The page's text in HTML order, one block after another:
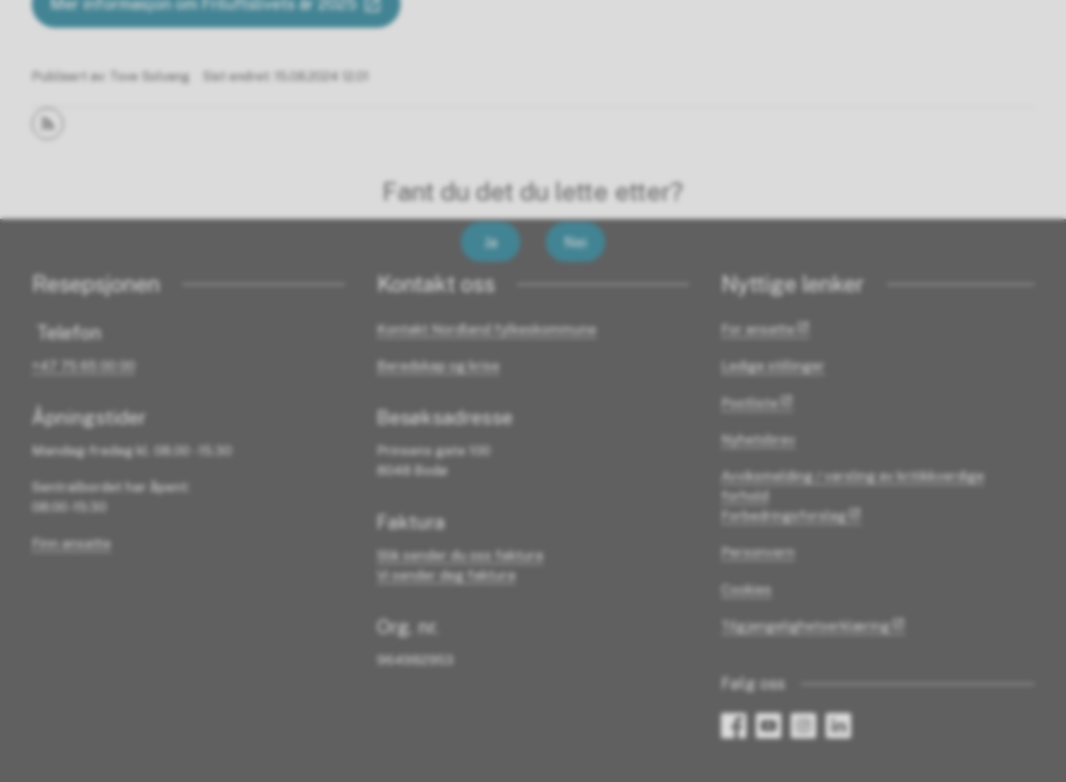
Mer informasjon om Friluftslivets år 2025
Publisert av Tove Solvang Sist endret 15.08.2024 12.01
Fant du det du lette etter?
Ja Nei
Resepsjonen
Telefon
+47 75 65 00 00
Åpningstider
Mandag-fredag kl. 08.00 - 15.30
Sentralbordet har åpent:
08:00 -15:30
Finn ansatte
Kontakt oss
Kontakt Nordland fylkeskommune
Beredskap og krise
Besøksadresse
Prinsens gate 100
8048 Bodø
Faktura
Slik sender du oss faktura
Vi sender deg faktura
Org. nr.
964982953
Nyttige lenker
For ansatte
Ledige stillinger
Postliste
Nyhetsbrev
Avviksmelding / varsling av kritikkverdige
forhold
Forbedringsforslag
Personvern
Cookies
Tilgjengelighetserklæring
Følg oss